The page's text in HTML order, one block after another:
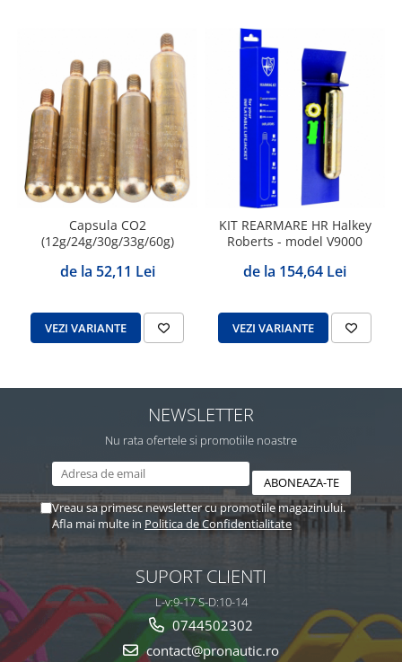
Capsula CO2
(12g/24g/30g/33g/60g)
de la 52,11 Lei
VEZI VARIANTE
KIT REARMARE HR Halkey
Roberts - model V9000
de la 154,64 Lei
VEZI VARIANTE
NEWSLETTER
Nu rata ofertele si promotiile noastre
Vreau sa primesc newsletter cu promotiile magazinului.
Afla mai multe in Politica de Confidentialitate
SUPORT CLIENTI
L-v:9-17 S-D:10-14
0744502302
contact@pronautic.ro